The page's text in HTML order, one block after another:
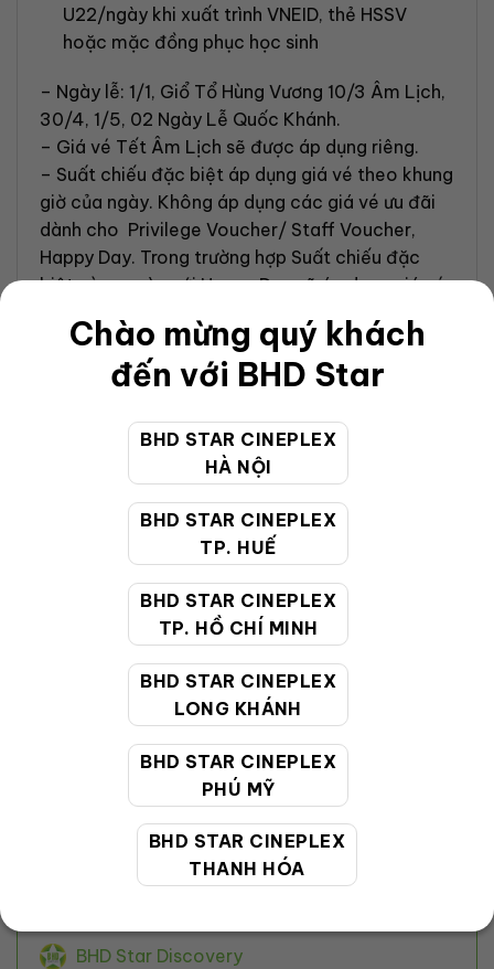
Chào mừng quý khách
đến với BHD Star
BHD STAR CINEPLEX
HÀ NỘI
BHD STAR CINEPLEX
TP. HUẾ
BHD STAR CINEPLEX
TP. HỒ CHÍ MINH
BHD STAR CINEPLEX
LONG KHÁNH
BHD STAR CINEPLEX
PHÚ MỸ
BHD STAR CINEPLEX
THANH HÓA
U22/ngày khi xuất trình VNEID, thẻ HSSV
hoặc mặc đồng phục học sinh
– Ngày lễ: 1/1, Giổ Tổ Hùng Vương 10/3 Âm Lịch,
30/4, 1/5, 02 Ngày Lễ Quốc Khánh.
– Giá vé Tết Âm Lịch sẽ được áp dụng riêng.
– Suất chiếu đặc biệt áp dụng giá vé theo khung
giờ của ngày. Không áp dụng các giá vé ưu đãi
dành cho Privilege Voucher/ Staff Voucher,
Happy Day. Trong trường hợp Suất chiếu đặc
biệt cùng ngày với Happy Day sẽ áp dụng giá vé
Địa điểm khác
BHD Star Sầm Sơn
BHD Star Quang Trung
BHD Star The Garden
BHD Star Le Van Viet
BHD Star Pham Ngoc Thach
BHD Star Long Khanh
BHD Star Pham Hung
BHD Star Thao Dien
BHD Star Phu My
BHD Star Discovery